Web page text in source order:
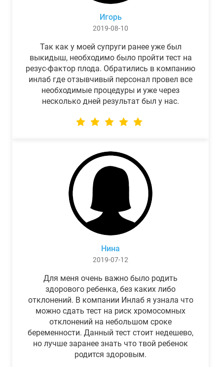
Игорь
2019-08-10
Так как у моей супруги ранее уже был
выкидыш, необходимо было пройти тест на
резус-фактор плода. Обратились в компанию
инлаб где отзывчивый персонал провел все
необходимые процедуры и уже через
несколько дней результат был у нас.
Нина
2019-07-12
Для меня очень важно было родить
здорового ребенка, без каких либо
отклонений. В компании Инлаб я узнала что
можно сдать тест на риск хромосомных
отклонений на небольшом сроке
беременности. Данный тест стоит недешево,
но лучше заранее знать что твой ребенок
родится здоровым.